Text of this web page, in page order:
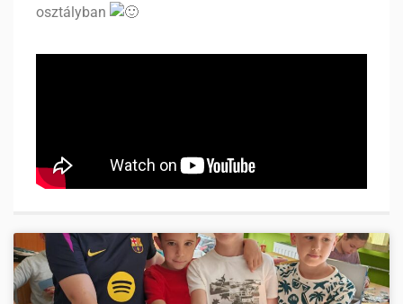
osztályban